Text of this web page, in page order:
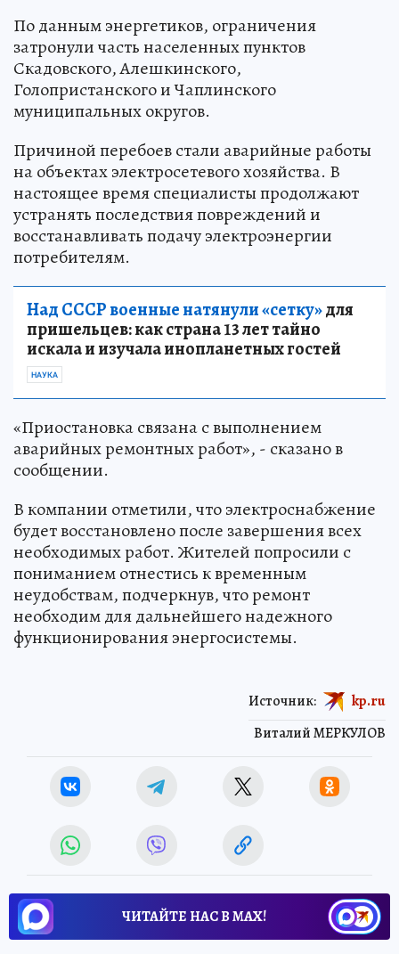
По данным энергетиков, ограничения
затронули часть населенных пунктов
Скадовского, Алешкинского,
Голопристанского и Чаплинского
муниципальных округов.
Причиной перебоев стали аварийные работы
на объектах электросетевого хозяйства. В
настоящее время специалисты продолжают
устранять последствия повреждений и
восстанавливать подачу электроэнергии
потребителям.
Над СССР военные натянули «сетку»для
пришельцев: как страна 13 лет тайно
искала и изучала инопланетных гостей
НАУКА
«Приостановка связана с выполнением
аварийных ремонтных работ», - сказано в
сообщении.
В компании отметили, что электроснабжение
будет восстановлено после завершения всех
необходимых работ. Жителей попросили с
пониманием отнестись к временным
неудобствам, подчеркнув, что ремонт
необходим для дальнейшего надежного
функционирования энергосистемы.
Виталий МЕРКУЛОВ
Источник: kp.ru
ЧИТАЙТЕ НАС В МАХ!